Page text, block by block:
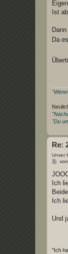
g
Ist
Da
"Du
Re:
Unser
B
i
r
a
von
Ich
Ich
Und
"Ich